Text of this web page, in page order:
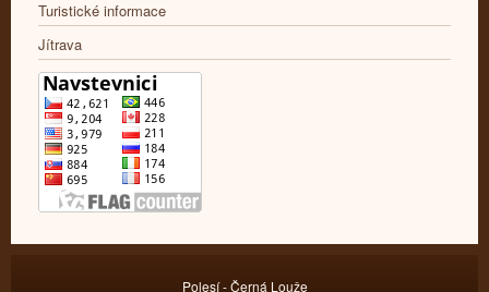
Turistické informace
Jítrava
Polesí - Černá Louže